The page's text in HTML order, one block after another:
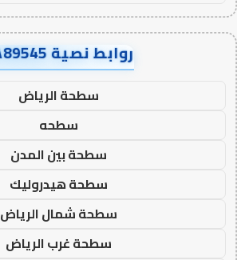
روابط نصية AA89545
سطحة الرياض
سطحه
سطحة بين المدن
سطحة هيدروليك
سطحة شمال الرياض
سطحة غرب الرياض